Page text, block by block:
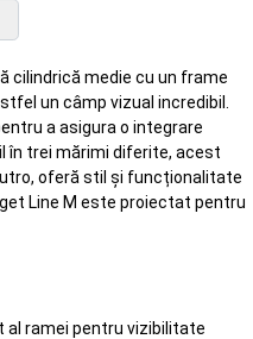
cilindrică medie cu un frame
un câmp vizual incredibil.
a asigura o integrare
în trei mărimi diferite, acest
oferă stil și funcționalitate
Line M este proiectat pentru
al ramei pentru vizibilitate